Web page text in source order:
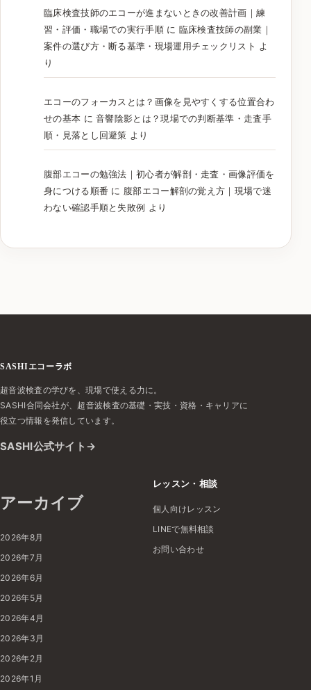
臨床検査技師のエコーが進まないときの改善計画｜練
習・評価・職場での実行手順に 臨床検査技師の副業｜
案件の選び方・断る基準・現場運用チェックリスト よ
り
エコーのフォーカスとは？画像を見やすくする位置合わ
せの基本 に音響陰影とは？現場での判断基準・走査手
順・見落とし回避策 より
腹部エコーの勉強法｜初心者が解剖・走査・画像評価を
身につける順番 に 腹部エコー解剖の覚え方｜現場で迷
わない確認手順と失敗例 より
SASHIエコーラボ
超音波検査の学びを、現場で使える力に。
SASHI合同会社が、超音波検査の基礎・実技・資格・キャリアに
役立つ情報を発信しています。
SASHI公式サイト
アーカイブ
2026年8月
2026年7月
2026年6月
2026年5月
2026年4月
2026年3月
2026年2月
2026年1月
レッスン・相談
個人向けレッスン
LINEで無料相談
お問い合わせ